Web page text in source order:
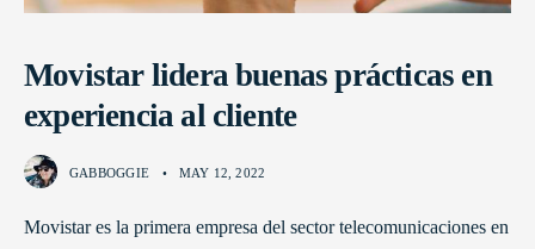
Movistar lidera buenas prácticas en
experiencia al cliente
GABBOGGIE • MAY 12, 2022
Movistar es la primera empresa del sector telecomunicaciones en